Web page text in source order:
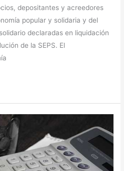
depositantes y acreedores
popular y solidaria y del
declaradas en liquidación
de la SEPS. El